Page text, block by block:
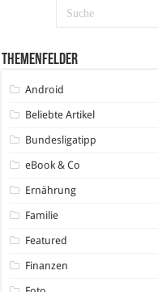
Themenfelder
Android
Beliebte Artikel
Bundesligatipp
eBook & Co
Ernährung
Familie
Featured
Finanzen